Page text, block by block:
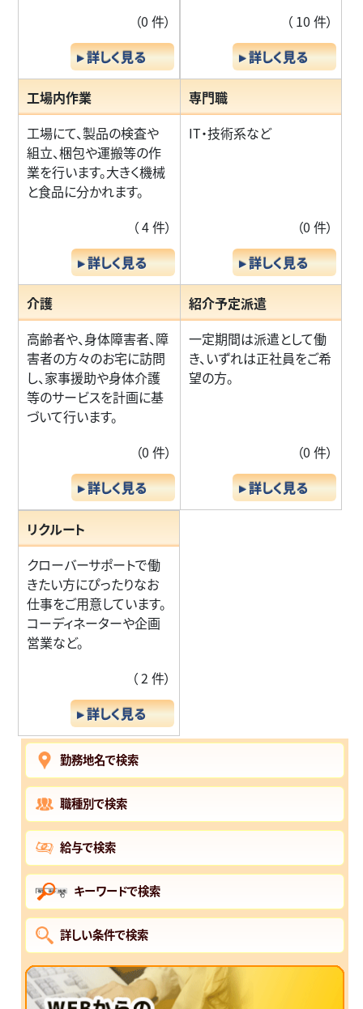
（0 件）
▸ 詳しく見る
（ 10 件）
▸ 詳しく見る
工場内作業
工場にて、製品の検査や
組立、梱包や運搬等の作
業を行います。大きく機械
と食品に分かれます。
（ 4 件）
▸ 詳しく見る
専門職
IT・技術系など
（0 件）
▸ 詳しく見る
介護
高齢者や、身体障害者、障
害者の方々のお宅に訪問
し、家事援助や身体介護
等のサービスを計画に基
づいて行います。
（0 件）
▸ 詳しく見る
紹介予定派遣
一定期間は派遣として働
き、いずれは正社員をご希
望の方。
（0 件）
▸ 詳しく見る
リクルート
クローバーサポートで働
きたい方にぴったりなお
仕事をご用意しています。
コーディネーターや企画
営業など。
（ 2 件）
▸ 詳しく見る
勤務地名で検索
職種別で検索
給与で検索
キーワードで検索
詳しい条件で検索